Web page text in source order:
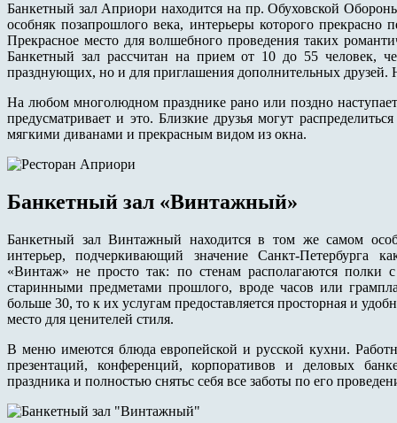
Банкетный зал Априори находится на пр. Обуховской
особняк позапрошлого века, интерьеры которого
Прекрасное место для волшебного проведения таких
Банкетный зал рассчитан на прием от 10 до 55 человек,
празднующих, но и для приглашения дополнительных
На любом многолюдном празднике рано или поздно
предусматривает и это. Близкие друзья могут
мягкими диванами и прекрасным видом из окна.
Банкетный зал «Винтажный»
Банкетный зал Винтажный находится в том же самом
интерьер, подчеркивающий значение Санкт-Петербурга
«Винтаж» не просто так: по стенам располагаются полки
старинными предметами прошлого, вроде часов или
больше 30, то к их услугам предоставляется просторная и
место для ценителей стиля.
В меню имеются блюда европейской и русской кухни.
презентаций, конференций, корпоративов и деловых
праздника и полностью снятьс себя все заботы по его